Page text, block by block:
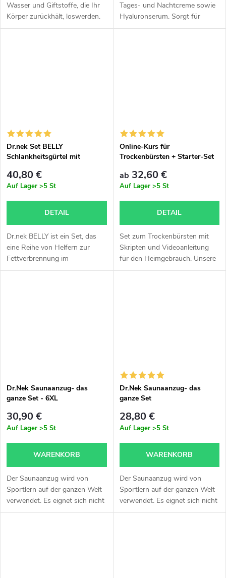
Wasser und Giftstoffe, die Ihr
Körper zurückhält, loswerden.
Den Stoffwechsel ankurbeln
Tages- und Nachtcreme sowie
Hyaluronserum. Sorgt für
intensive Feuchtigkeit, Pflege
Dr.nek Set BELLY
Schlankheitsgürtel mit
40,80 €
Auf Lager >5 St
DETAIL
Dr.nek BELLY ist ein Set, das
eine Reihe von Helfern zur
Fettverbrennung im
Bauchbereich enthält. Im Paket
Online-Kurs für
Trockenbürsten + Starter-Set
ab 32,60 €
Auf Lager >5 St
DETAIL
Set zum Trockenbürsten mit
Skripten und Videoanleitung
für den Heimgebrauch. Unsere
Pinsel werden in der
Dr.Nek Saunaanzug- das
ganze Set - 6XL
30,90 €
Auf Lager >5 St
WARENKORB
Der Saunaanzug wird von
Sportlern auf der ganzen Welt
verwendet. Es eignet sich nicht
nur sehr gut für Body Wraps,
Dr.Nek Saunaanzug- das
ganze Set
28,80 €
Auf Lager >5 St
WARENKORB
Der Saunaanzug wird von
Sportlern auf der ganzen Welt
verwendet. Es eignet sich nicht
nur sehr gut für Body Wraps,